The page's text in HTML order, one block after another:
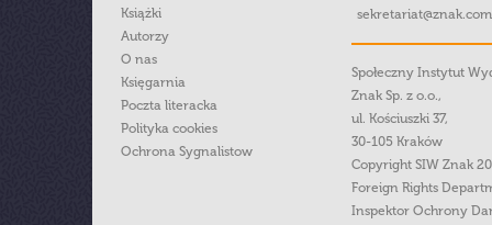
Książki
Autorzy
O nas
Księgarnia
Poczta literacka
Polityka cookies
Ochrona Sygnalistow
Społeczny Instytut
Znak Sp. z o.o.,
ul. Kościuszki 37,
30-105 Kraków
Copyright SIW Znak
Foreign Rights
Inspektor Ochrony